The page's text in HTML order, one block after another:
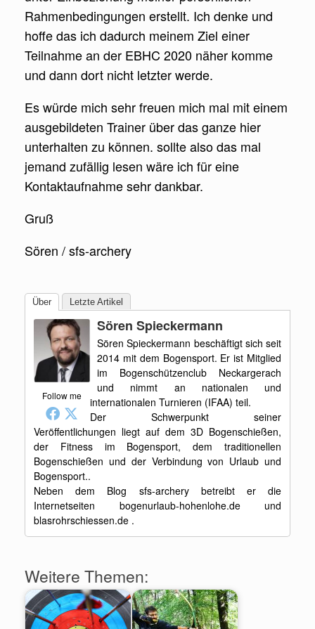
Rahmenbedingungen erstellt. Ich denke und
hoffe das ich dadurch meinem Ziel einer
Teilnahme an der EBHC 2020 näher komme
und dann dort nicht letzter werde.
Es würde mich sehr freuen mich mal mit einem
ausgebildeten Trainer über das ganze hier
unterhalten zu können. sollte also das mal
jemand zufällig lesen wäre ich für eine
Kontaktaufnahme sehr dankbar.
Gruß
Sören / sfs-archery
Über Letzte Artikel
Follow me
Sören Spieckermann
Sören Spieckermann beschäftigt sich seit
2014 mit dem Bogensport. Er ist Mitglied
im Bogenschützenclub Neckargerach
und nimmt an nationalen und
internationalen Turnieren (IFAA) teil.
Der Schwerpunkt seiner
Veröffentlichungen liegt auf dem 3D Bogenschießen,
der Fitness im Bogensport, dem traditionellen
Bogenschießen und der Verbindung von Urlaub und
Bogensport..
Neben dem Blog sfs-archery betreibt er die
Internetseiten bogenurlaub-hohenlohe.de und
blasrohrschiessen.de .
Weitere Themen: